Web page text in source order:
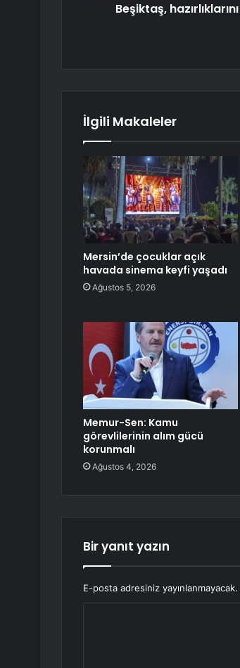
Beşiktaş,
İlgili Makaleler
Mersin’de çocuklar açık
havada sinema keyfi yaşadı
Ağustos 5, 2026
Memur-Sen: Kamu
görevlilerinin alım gücü
korunmalı
Ağustos 4, 2026
Bir yanıt yazın
E-posta adresiniz yayınlanmayacak.